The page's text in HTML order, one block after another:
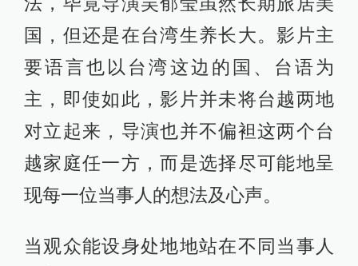
国，但还是在台湾生养长大。影片主
要语言也以台湾这边的国、台语为
主，即使如此，影片并未将台越两地
对立起来，导演也并不偏袒这两个台
越家庭任一方，而是选择尽可能地呈
现每一位当事人的想法及心声。
当观众能设身处地地站在不同当事人